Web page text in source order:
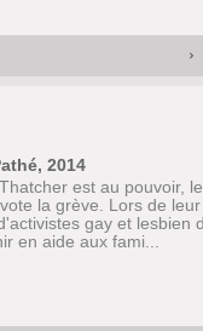
2014
est au pouvoir, le
la grève. Lors de leur
gay et lesbien
en aide aux fami...